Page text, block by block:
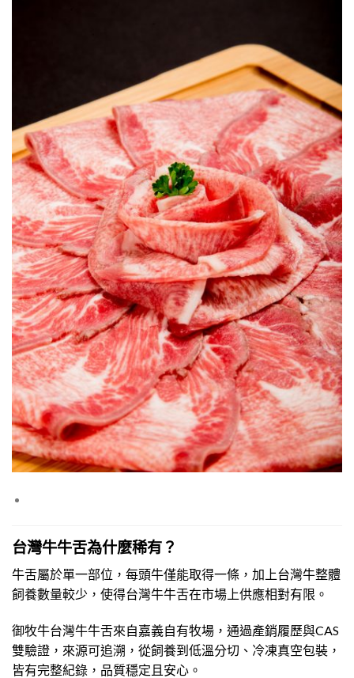
台灣牛牛舌為什麼稀有？
牛舌屬於單一部位，每頭牛僅能取得一條，加上台灣牛整體
飼養數量較少，使得台灣牛牛舌在市場上供應相對有限。
御牧牛台灣牛牛舌來自嘉義自有牧場，通過產銷履歷與CAS
雙驗證，來源可追溯，從飼養到低溫分切、冷凍真空包裝，
皆有完整紀錄，品質穩定且安心。